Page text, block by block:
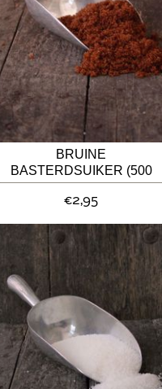
BRUINE
BASTERDSUIKER (500
GRAM)
€2,95